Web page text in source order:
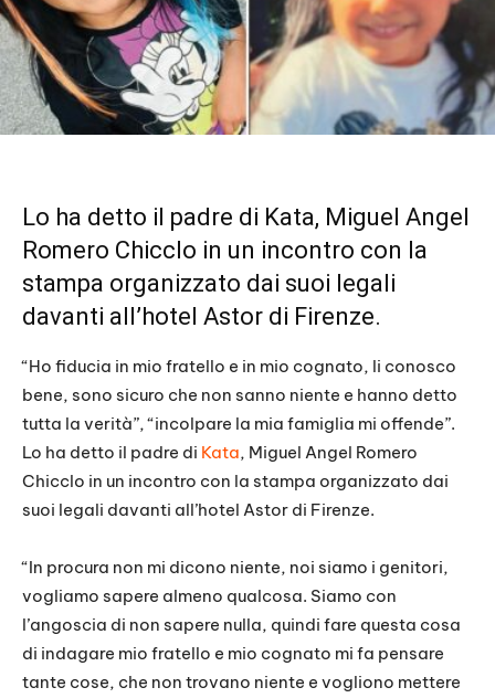
Lo ha detto il padre di Kata, Miguel Angel
Romero Chicclo in un incontro con la
stampa organizzato dai suoi legali
davanti all’hotel Astor di Firenze.
“Ho fiducia in mio fratello e in mio cognato, li conosco
bene, sono sicuro che non sanno niente e hanno detto
tutta la verità”, “incolpare la mia famiglia mi offende”.
Lo ha detto il padre di Kata, Miguel Angel Romero
Chicclo in un incontro con la stampa organizzato dai
suoi legali davanti all’hotel Astor di Firenze.
“In procura non mi dicono niente, noi siamo i genitori,
vogliamo sapere almeno qualcosa. Siamo con
l’angoscia di non sapere nulla, quindi fare questa cosa
di indagare mio fratello e mio cognato mi fa pensare
tante cose, che non trovano niente e vogliono mettere